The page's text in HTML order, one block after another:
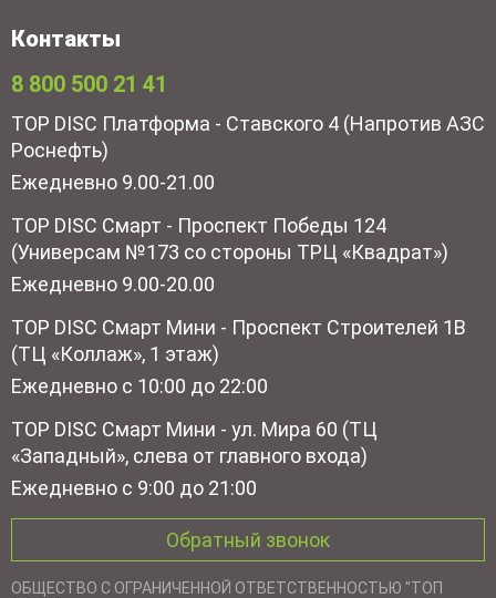
Контакты
8 800 500 21 41
TOP DISC Платформа - Ставского 4 (Напротив АЗС
Роснефть)
Ежедневно 9.00-21.00
TOP DISC Смарт - Проспект Победы 124
(Универсам №173 со стороны ТРЦ «Квадрат»)
Ежедневно 9.00-20.00
TOP DISC Смарт Мини - Проспект Строителей 1В
(ТЦ «Коллаж», 1 этаж)
Ежедневно с 10:00 до 22:00
TOP DISC Смарт Мини - ул. Мира 60 (ТЦ
«Западный», слева от главного входа)
Ежедневно с 9:00 до 21:00
Обратный звонок
ОБЩЕСТВО С ОГРАНИЧЕННОЙ ОТВЕТСТВЕННОСТЬЮ "ТОП